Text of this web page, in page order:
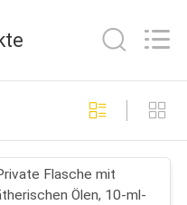
301
Flasche mit
Ölen, 10-ml-